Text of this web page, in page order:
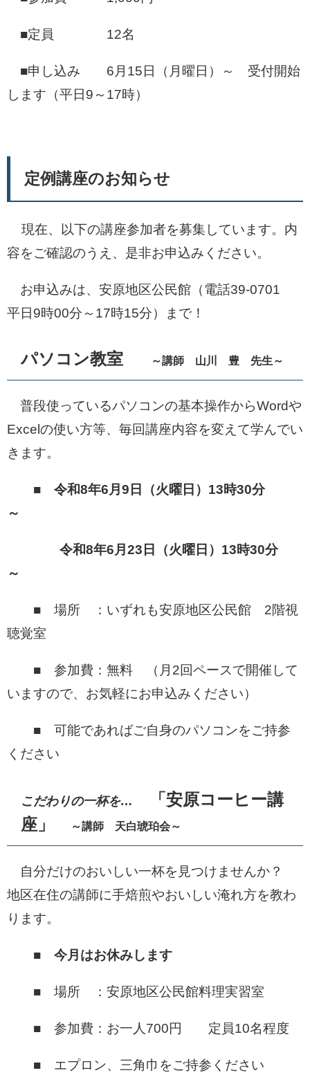
■定員 12名
■申し込み 6月15日（月曜日）～ 受付開始
します（平日9～17時）
定例講座のお知らせ
現在、以下の講座参加者を募集しています。内
容をご確認のうえ、是非お申込みください。
お申込みは、安原地区公民館（電話39-0701
平日9時00分～17時15分）まで！
パソコン教室 ～講師 山川 豊 先生～
普段使っているパソコンの基本操作からWordや
Excelの使い方等、毎回講座内容を変えて学んでい
きます。
■ 令和8年6月9日（火曜日）13時30分
～
令和8年6月23日（火曜日）13時30分
～
■ 場所 ：いずれも安原地区公民館 2階視
聴覚室
■ 参加費：無料 （月2回ペースで開催して
いますので、お気軽にお申込みください）
■ 可能であればご自身のパソコンをご持参
ください
こだわりの一杯を…
「安原コーヒー講
座」
～講師 天白琥珀会～
自分だけのおいしい一杯を見つけませんか？
地区在住の講師に手焙煎やおいしい淹れ方を教わ
ります。
■ 今月はお休みします
■ 場所 ：安原地区公民館料理実習室
■ 参加費：お一人700円 定員10名程度
■ エプロン、三角巾をご持参ください